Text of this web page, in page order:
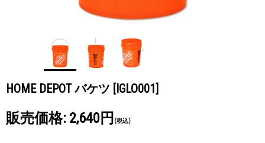
HOME DEPOT バケツ [IGLO001]
販売価格: 2,640円 (税込)